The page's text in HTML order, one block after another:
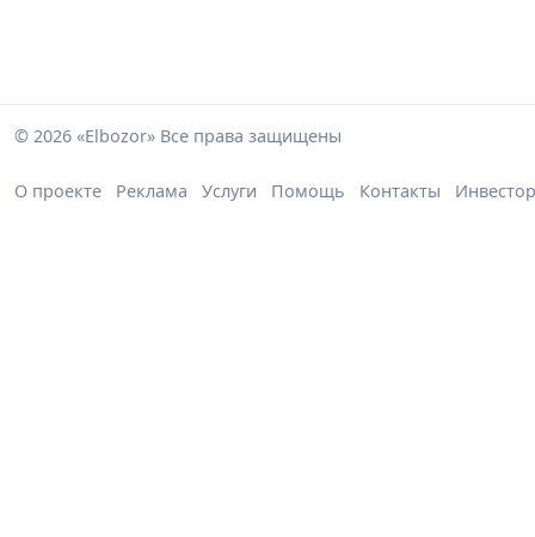
© 2026 «Elbozor» Все права защищены
О проекте Реклама Услуги Помощь Контакты